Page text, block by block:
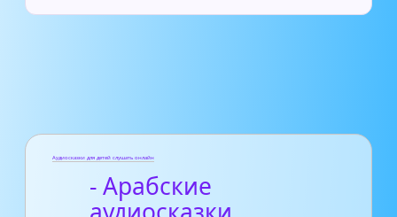
Аудиосказки для детей слушать онлайн
- Арабские